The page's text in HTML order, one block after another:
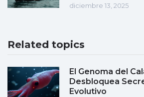
diciembre 13, 2025
Related topics
El Genoma del
Desbloquea
Evolutivo